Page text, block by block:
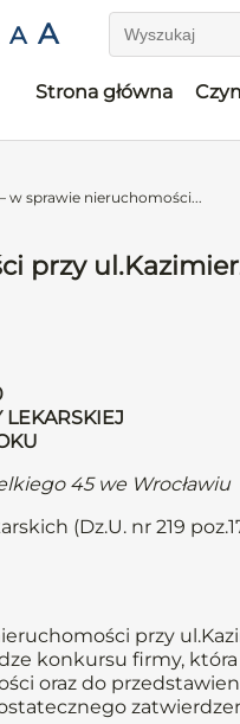
A A Wyszukaj
Strona główna
w sprawie nieruchomości...
przy
45 we Wrocławiu
(Dz.U. nr 219
przy
konkursu firmy,
oraz do